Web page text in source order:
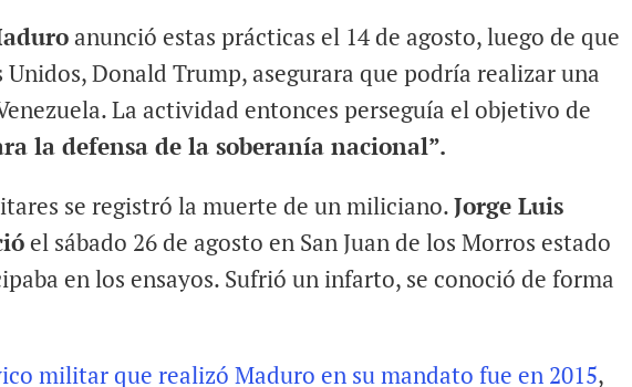
anunció estas prácticas el 14 de agosto, luego de que
Unidos, Donald Trump, asegurara que podría realizar una
La actividad entonces perseguía el objetivo de
la defensa de la soberanía nacional”.
se registró la muerte de un miliciano.Jorge Luis
el sábado 26 de agosto en San Juan de los Morros estado
en los ensayos. Sufrió un infarto, se conoció de forma
militar que realizó Maduro en su mandato fue en 2015,